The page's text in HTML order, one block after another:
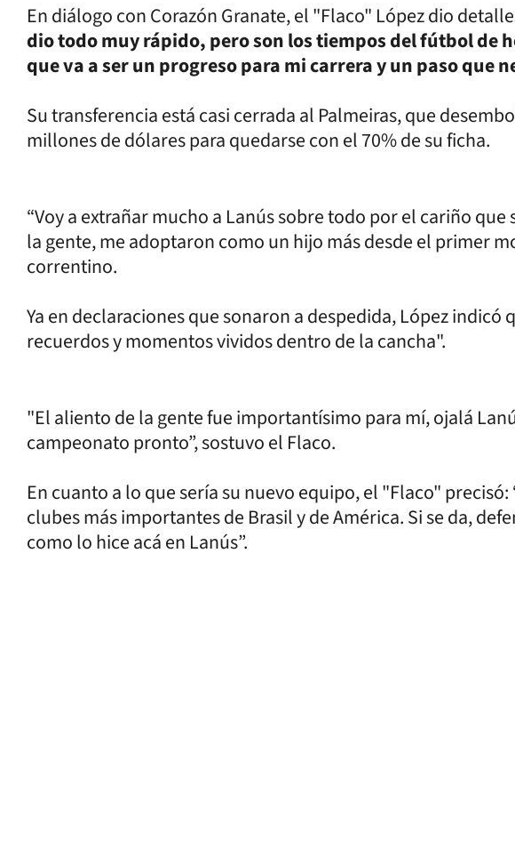
En diálogo con Corazón Granate, el "Flaco" López dio
dio todo muy rápido, pero son los tiempos del fútbol de
que va a ser un progreso para mi carrera y un paso que
Su transferencia está casi cerrada al Palmeiras, que
millones de dólares para quedarse con el 70% de su ficha.
“Voy a extrañar mucho a Lanús sobre todo por el cariño
la gente, me adoptaron como un hijo más desde el primer
correntino.
Ya en declaraciones que sonaron a despedida, López indicó
recuerdos y momentos vividos dentro de la cancha".
"El aliento de la gente fue importantísimo para mí, ojalá
campeonato pronto”, sostuvo el Flaco.
En cuanto a lo que sería su nuevo equipo, el "Flaco" precisó:
clubes más importantes de Brasil y de América. Si se da,
como lo hice acá en Lanús”.